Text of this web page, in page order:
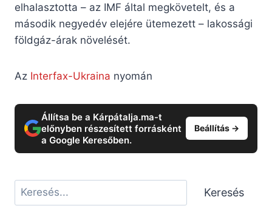
elhalasztotta – az IMF által megkövetelt, és a
második negyedév elejére ütemezett – lakossági
földgáz-árak növelését.
Az Interfax-Ukraina nyomán
Állítsa be a Kárpátalja.ma-t
előnyben részesített forrásként
a Google Keresőben.
Beállítás →
Keresés Keresés